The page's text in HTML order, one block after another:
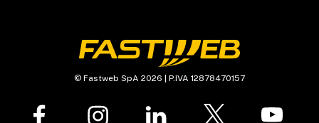
© Fastweb SpA 2026 | P.IVA 12878470157